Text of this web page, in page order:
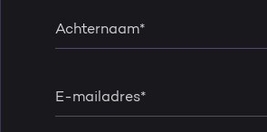
Achternaam*
E-mailadres*